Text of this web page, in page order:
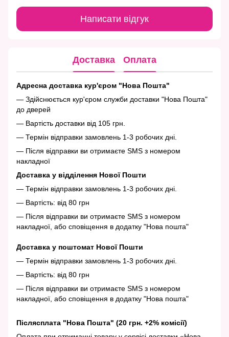
Написати відгук
Доставка Оплата
Адресна доставка кур'єром "Нова Пошта"
— Здійснюється кур'єром служби доставки "Нова Пошта"
до дверей
— Вартість доставки від 105 грн.
— Термін відправки замовлень 1-3 робочих дні.
— Після відправки ви отримаєте SMS з номером
накладної
Доставка у відділення Нової Пошти
— Термін відправки замовлень 1-3 робочих дні.
— Вартість: від 80 грн
— Після відправки ви отримаєте SMS з номером
накладної, або сповіщення в додатку "Нова пошта"
Доставка у поштомат Нової Пошти
— Термін відправки замовлень 1-3 робочих дні.
— Вартість: від 80 грн
— Після відправки ви отримаєте SMS з номером
накладної, або сповіщення в додатку "Нова пошта"
Післясплата "Нова Пошта" (20 грн. +2% комісії)